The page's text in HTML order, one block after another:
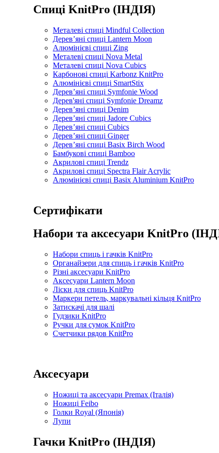
Спиці KnitPro (ІНДІЯ)
Металеві спиці Mindful Collection
Дерев’яні спиці Lantern Moon
Алюмінієві спиці Zing
Металеві спиці Nova Metal
Металеві спиці Nova Cubics
Карбонові спиці Karbonz KnitPro
Алюмінієві спиці SmartStix
Дерев’яні спиці Symfonie Wood
Дерев'яні спиці Symfonie Dreamz
Дерев’яні спиці Denim
Дерев’яні спиці Jadore Cubics
Дерев’яні спиці Cubics
Дерев’яні спиці Ginger
Дерев’яні спиці Basix Birch Wood
Бамбукові спиці Bamboo
Акрилові спиці Trendz
Акрилові спиці Spectra Flair Acrylic
Алюмінієві спиці Basix Aluminium KnitPro
Сертифікати
Набори та аксесуари KnitPro
Набори спиць і гачків KnitPro
Органайзери для спиць і гачків KnitPro
Різні аксесуари KnitPro
Аксесуари Lantern Moon
Ліски для спиць KnitPro
Маркери петель, маркувальні кільця KnitPro
Затискачі для шалі
Гудзики KnitPro
Ручки для сумок KnitPro
Счетчики рядов KnitPro
Аксесуари
Ножиці та аксесуари Premax (Італія)
Ножиці Feibo
Голки Royal (Японія)
Лупи
Гачки KnitPro (ІНДІЯ)